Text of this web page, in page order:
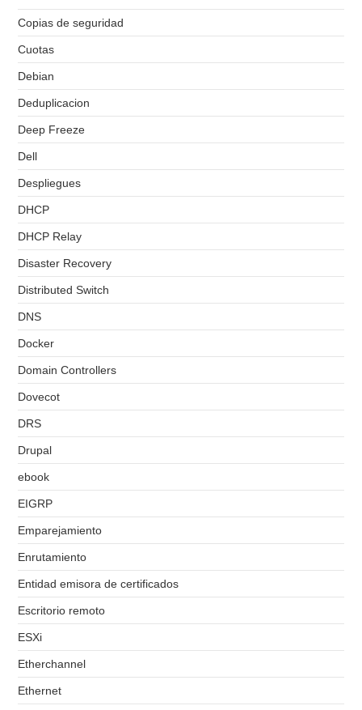
Copias de seguridad
Cuotas
Debian
Deduplicacion
Deep Freeze
Dell
Despliegues
DHCP
DHCP Relay
Disaster Recovery
Distributed Switch
DNS
Docker
Domain Controllers
Dovecot
DRS
Drupal
ebook
EIGRP
Emparejamiento
Enrutamiento
Entidad emisora de certificados
Escritorio remoto
ESXi
Etherchannel
Ethernet